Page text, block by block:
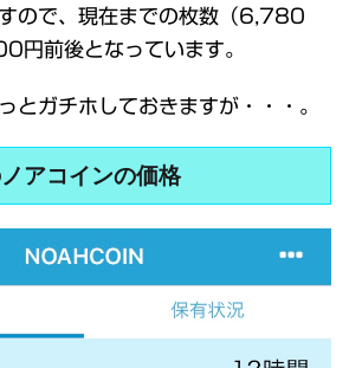
ので、現在までの枚数（6,780
円前後となっています。
とガチホしておきますが・・・。
アコインの価格